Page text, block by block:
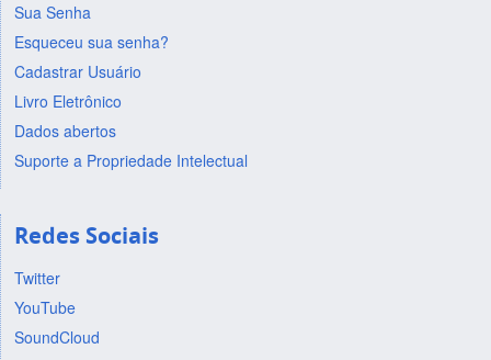
Sua Senha
Esqueceu sua senha?
Cadastrar Usuário
Livro Eletrônico
Dados abertos
Suporte a Propriedade Intelectual
Redes Sociais
Twitter
YouTube
SoundCloud